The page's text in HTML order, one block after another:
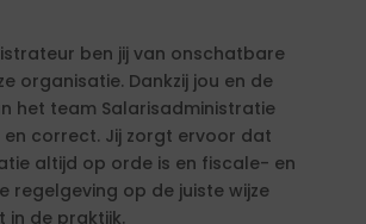
ben jij van onschatbare
organisatie. Dankzij jou en de
het team Salarisadministratie
correct. Jij zorgt ervoor dat
altijd op orde is en fiscale- en
regelgeving op de juiste wijze
de praktijk.